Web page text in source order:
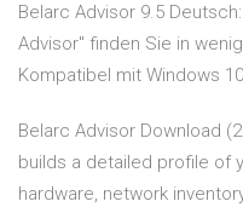
Belarc Advisor 9.5
Advisor" finden Sie in
Kompatibel mit Windows
Belarc Advisor Download
builds a detailed profile of
hardware, network